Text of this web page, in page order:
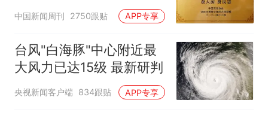
官方回应
中国新闻周刊 2750跟贴 APP专享
台风"白海豚"中心附近最
大风力已达15级 最新研判
央视新闻客户端 834跟贴 APP专享